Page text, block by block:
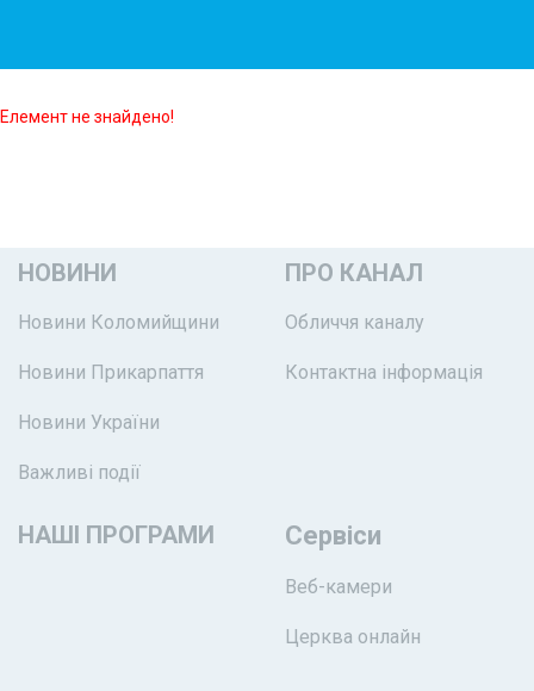
Елемент не знайдено!
НОВИНИ
Новини Коломийщини
Новини Прикарпаття
Новини України
Важливі події
ПРО КАНАЛ
Обличчя каналу
Контактна інформація
НАШІ ПРОГРАМИ Сервіси
Веб-камери
Церква онлайн